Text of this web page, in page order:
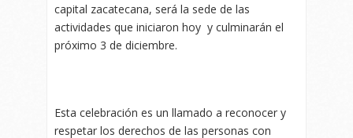
capital zacatecana, será la sede de las
actividades que iniciaron hoy y culminarán el
próximo 3 de diciembre.
Esta celebración es un llamado a reconocer y
respetar los derechos de las personas con